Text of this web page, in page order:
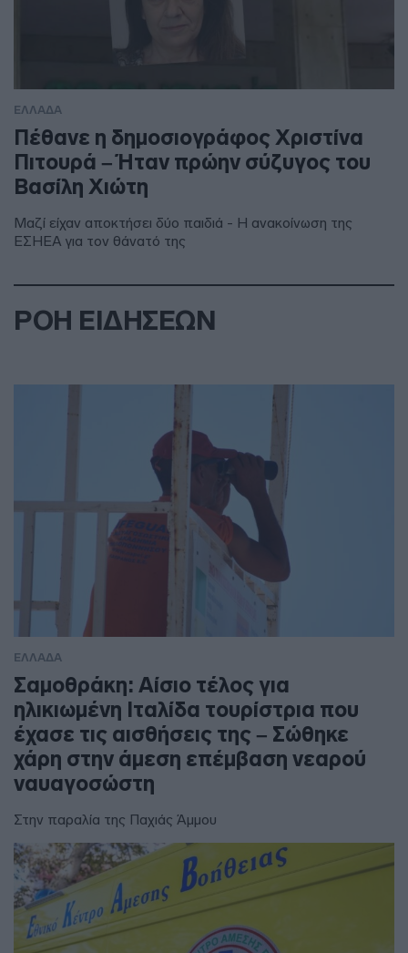
ΕΛΛΑΔΑ
Πέθανε η δημοσιογράφος Χριστίνα
Πιτουρά – Ήταν πρώην σύζυγος του
Βασίλη Χιώτη
Μαζί είχαν αποκτήσει δύο παιδιά - Η ανακοίνωση της
ΕΣΗΕΑ για τον θάνατό της
ΡΟΗ ΕΙΔΗΣΕΩΝ
ΕΛΛΑΔΑ
Σαμοθράκη: Αίσιο τέλος για
ηλικιωμένη Ιταλίδα τουρίστρια που
έχασε τις αισθήσεις της – Σώθηκε
χάρη στην άμεση επέμβαση νεαρού
ναυαγοσώστη
Στην παραλία της Παχιάς Άμμου